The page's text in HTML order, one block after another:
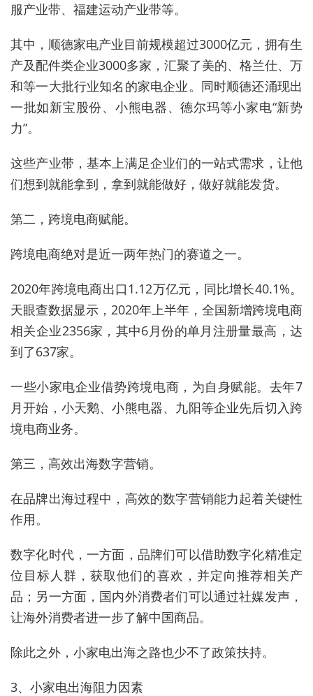
服产业带、福建运动产业带等。
其中，顺德家电产业目前规模超过3000亿元，拥有生
产及配件类企业3000多家，汇聚了美的、格兰仕、万
和等一大批行业知名的家电企业。同时顺德还涌现出
一批如新宝股份、小熊电器、德尔玛等小家电“新势
力”。
这些产业带，基本上满足企业们的一站式需求，让他
们想到就能拿到，拿到就能做好，做好就能发货。
第二，跨境电商赋能。
跨境电商绝对是近一两年热门的赛道之一。
2020年跨境电商出口1.12万亿元，同比增长40.1%。
天眼查数据显示，2020年上半年，全国新增跨境电商
相关企业2356家，其中6月份的单月注册量最高，达
到了637家。
一些小家电企业借势跨境电商，为自身赋能。去年7
月开始，小天鹅、小熊电器、九阳等企业先后切入跨
境电商业务。
第三，高效出海数字营销。
在品牌出海过程中，高效的数字营销能力起着关键性
作用。
数字化时代，一方面，品牌们可以借助数字化精准定
位目标人群，获取他们的喜欢，并定向推荐相关产
品；另一方面，国内外消费者们可以通过社媒发声，
让海外消费者进一步了解中国商品。
除此之外，小家电出海之路也少不了政策扶持。
3、小家电出海阻力因素